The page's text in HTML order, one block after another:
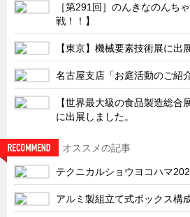
共同溝・無電柱化関連
サーバーラック・エンクロジャー
特装車・バス・トラック関連
フリーザー・フードマシナリー関連
自動販売機・自動改札機関連
CATEGORY
営業、丸ごとフカボリ
新製品開発最前線
［第291回］のんきなのんち
戦！！】
【東京】機械要素技術展に出
名古屋支店「お庭活動のご紹介
【世界最大級の食品製造総合
に出展しました。
オススメの記事
テクニカルショウヨコハマ
アルミ製組⽴て式ボックス構